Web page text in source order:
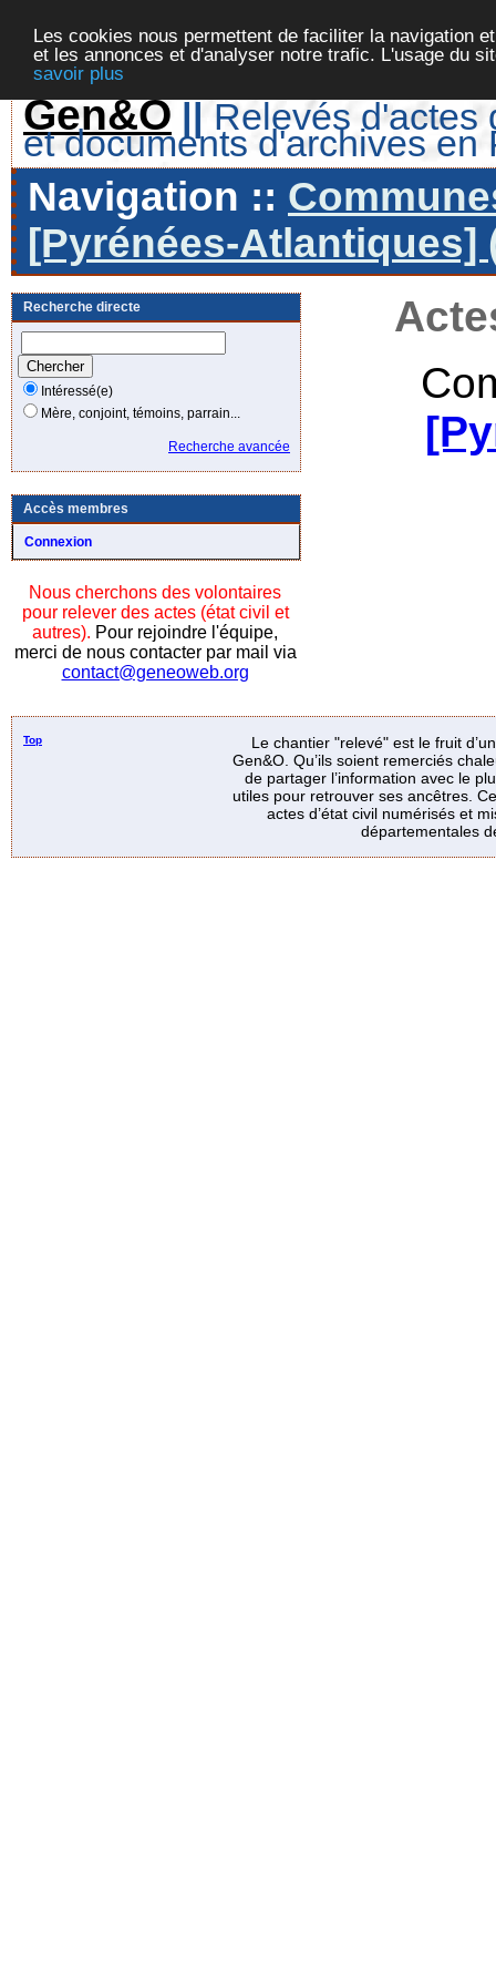
Les cookies nous permettent de faciliter la navigation
et les annonces et d'analyser notre trafic. L'usage du
savoir plus
Gen&O || Relevés d'actes
et documents d'archives en
Navigation ::
[Pyrénées-Atlantiques]
Recherche directe
Intéressé(e)
Mère, conjoint, témoins, parrain...
Recherche avancée
Accès membres
Connexion
Nous cherchons des volontaires
pour relever des actes (état civil et
autres). Pour rejoindre l'équipe,
merci de nous contacter par mail via
contact@geneoweb.org
Top
Le chantier "relevé" est le fruit
Gen&O. Qu’ils soient remerciés
de partager l’information avec le
utiles pour retrouver ses ancêtres.
actes d’état civil numérisés et
départementales